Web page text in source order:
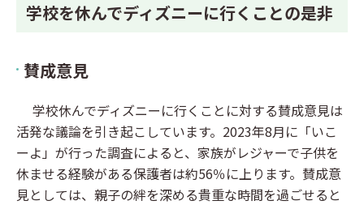
学校を休んでディズニーに行くことの是非
賛成意見
学校休んでディズニーに行くことに対する賛成意見は
活発な議論を引き起こしています。2023年8月に「いこ
ーよ」が行った調査によると、家族がレジャーで子供を
休ませる経験がある保護者は約56％に上ります。賛成意
見としては、親子の絆を深める貴重な時間を過ごせると